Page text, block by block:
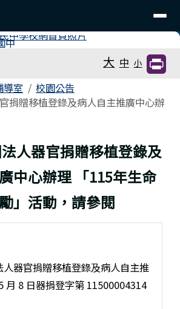
大 中 小
導室
校園公告
捐贈移植登錄及病人自主推廣中心辦
人器官捐贈移植登錄及
中心辦理 「115年生命
」活動，請參閱
器官捐贈移植登錄及病人自主推
月 8 日器捐登字第 11500004314